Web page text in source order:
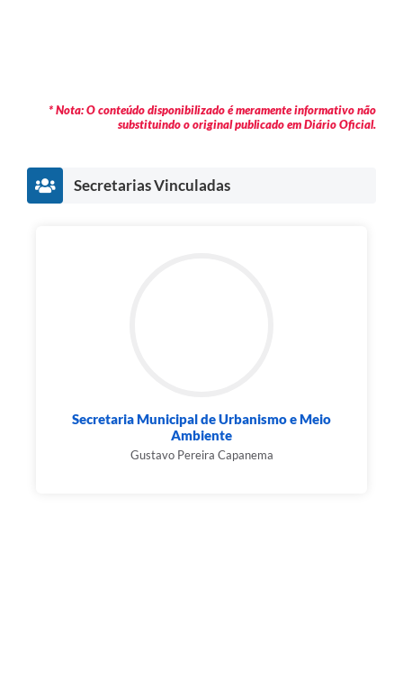
* Nota: O conteúdo disponibilizado é meramente informativo não
substituindo o original publicado em Diário Oficial.
Secretarias Vinculadas
Secretaria Municipal de Urbanismo e Meio
Ambiente
Gustavo Pereira Capanema